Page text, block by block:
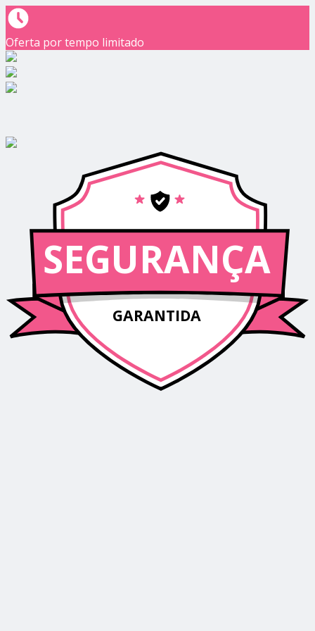
Oferta por tempo limitado
SEGURANÇA
GARANTIDA